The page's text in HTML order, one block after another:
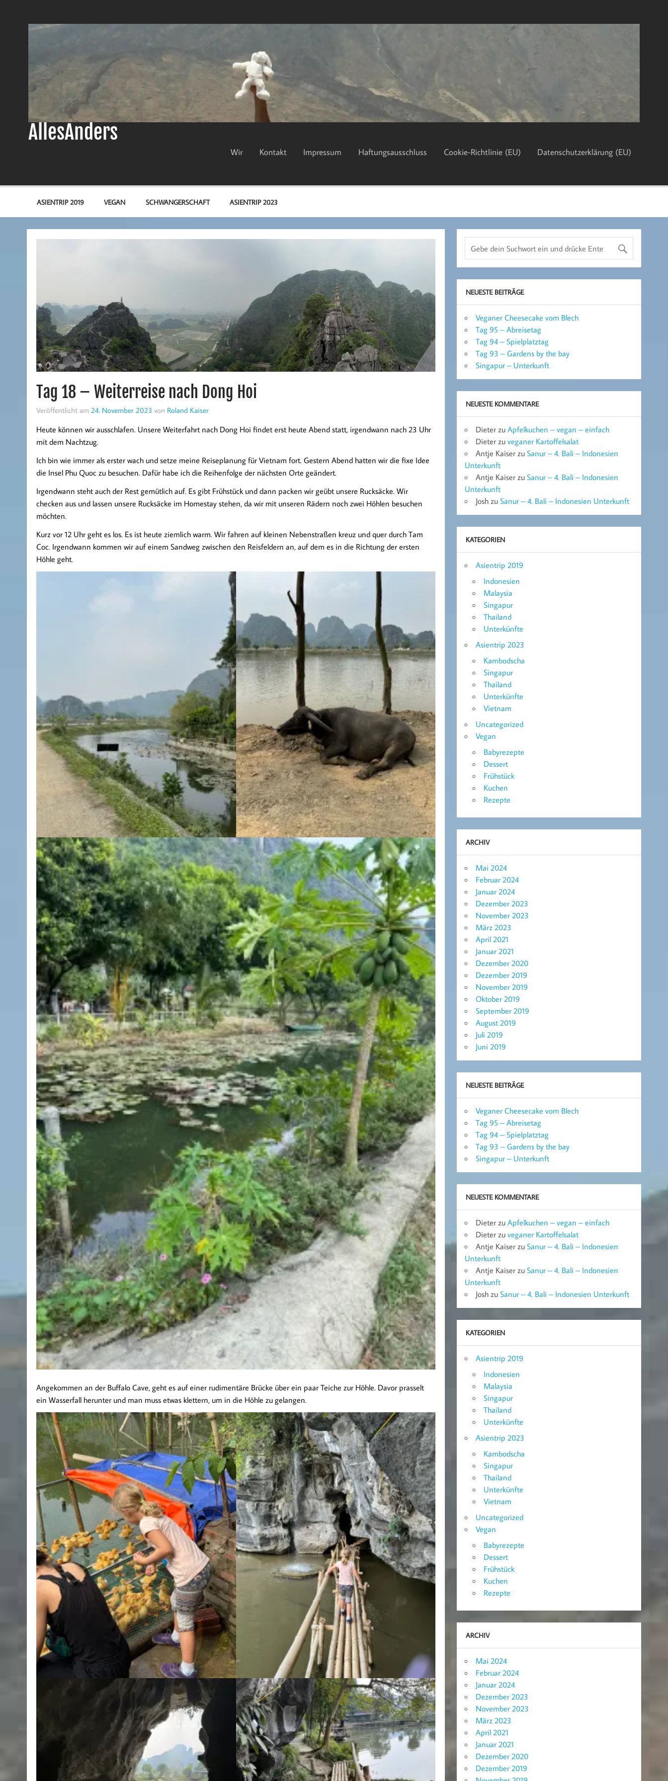
AllesAnders
Wir Kontakt Impressum Haftungsausschluss Cookie-Richtlinie (EU) Datenschutzerklärung (EU)
ASIENTRIP 2019 VEGAN SCHWANGERSCHAFT ASIENTRIP 2023
Tag 18 – Weiterreise nach Dong Hoi
Veröffentlicht am 24. November 2023 von Roland Kaiser
Heute können wir ausschlafen. Unsere Weiterfahrt nach Dong Hoi findet erst heute Abend statt, irgendwann nach 23 Uhr
mit dem Nachtzug.
Ich bin wie immer als erster wach und setze meine Reiseplanung für Vietnam fort. Gestern Abend hatten wir die fixe Idee
die Insel Phu Quoc zu besuchen. Dafür habe ich die Reihenfolge der nächsten Orte geändert.
Irgendwann steht auch der Rest gemütlich auf. Es gibt Frühstück und dann packen wir geübt unsere Rucksäcke. Wir
checken aus und lassen unsere Rucksäcke im Homestay stehen, da wir mit unseren Rädern noch zwei Höhlen besuchen
möchten.
Kurz vor 12 Uhr geht es los. Es ist heute ziemlich warm. Wir fahren auf kleinen Nebenstraßen kreuz und quer durch Tam
Coc. Irgendwann kommen wir auf einem Sandweg zwischen den Reisfeldern an, auf dem es in die Richtung der ersten
Höhle geht.
Angekommen an der Buffalo Cave, geht es auf einer rudimentäre Brücke über ein paar Teiche zur Höhle. Davor prasselt
ein Wasserfall herunter und man muss etwas klettern, um in die Höhle zu gelangen.
NEUESTE BEITRÄGE
Veganer Cheesecake vom Blech
Tag 95 – Abreisetag
Tag 94 – Spielplatztag
Tag 93 – Gardens by the bay
Singapur – Unterkunft
NEUESTE KOMMENTARE
Dieter zuApfelkuchen – vegan – einfach
Dieter zuveganer Kartoffelsalat
Antje Kaiser zu Sanur – 4. Bali – Indonesien
Unterkunft
Antje Kaiser zu Sanur – 4. Bali – Indonesien
Unterkunft
Josh zu Sanur – 4. Bali – Indonesien Unterkunft
KATEGORIEN
Asientrip 2019
Indonesien
Malaysia
Singapur
Thailand
Unterkünfte
Asientrip 2023
Kambodscha
Singapur
Thailand
Unterkünfte
Vietnam
Uncategorized
Vegan
Babyrezepte
Dessert
Frühstück
Kuchen
Rezepte
ARCHIV
Mai 2024
Februar 2024
Januar 2024
Dezember 2023
November 2023
März 2023
April 2021
Januar 2021
Dezember 2020
Dezember 2019
November 2019
Oktober 2019
September 2019
August 2019
Juli 2019
Juni 2019
NEUESTE BEITRÄGE
Veganer Cheesecake vom Blech
Tag 95 – Abreisetag
Tag 94 – Spielplatztag
Tag 93 – Gardens by the bay
Singapur – Unterkunft
NEUESTE KOMMENTARE
Dieter zuApfelkuchen – vegan – einfach
Dieter zuveganer Kartoffelsalat
Antje Kaiser zu Sanur – 4. Bali – Indonesien
Unterkunft
Antje Kaiser zu Sanur – 4. Bali – Indonesien
Unterkunft
Josh zu Sanur – 4. Bali – Indonesien Unterkunft
KATEGORIEN
Asientrip 2019
Indonesien
Malaysia
Singapur
Thailand
Unterkünfte
Asientrip 2023
Kambodscha
Singapur
Thailand
Unterkünfte
Vietnam
Uncategorized
Vegan
Babyrezepte
Dessert
Frühstück
Kuchen
Rezepte
ARCHIV
Mai 2024
Februar 2024
Januar 2024
Dezember 2023
November 2023
März 2023
April 2021
Januar 2021
Dezember 2020
Dezember 2019